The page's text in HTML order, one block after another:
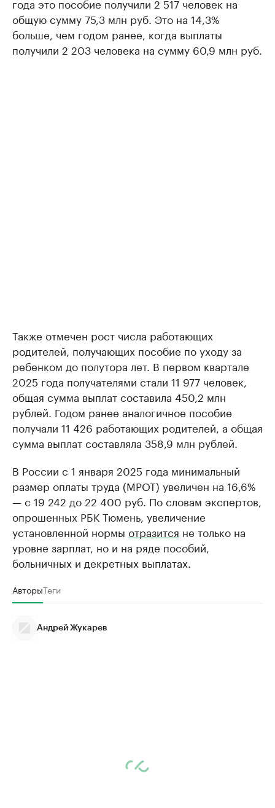
года это пособие получили 2 517 человек на
общую сумму 75,3 млн руб. Это на 14,3%
больше, чем годом ранее, когда выплаты
получили 2 203 человека на сумму 60,9 млн руб.
Также отмечен рост числа работающих
родителей, получающих пособие по уходу за
ребенком до полутора лет. В первом квартале
2025 года получателями стали 11 977 человек,
общая сумма выплат составила 450,2 млн
рублей. Годом ранее аналогичное пособие
получали 11 426 работающих родителей, а общая
сумма выплат составляла 358,9 млн рублей.
В России с 1 января 2025 года минимальный
размер оплаты труда (МРОТ) увеличен на 16,6%
— с 19 242 до 22 400 руб. По словам экспертов,
опрошенных РБК Тюмень, увеличение
установленной нормы отразится не только на
уровне зарплат, но и на ряде пособий,
больничных и декретных выплатах.
АвторыТеги
Андрей Жукарев